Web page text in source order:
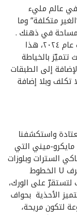
عالم مليء
متكلفة” وما
مساحة في ذهنك .
لذا تعكس مجموعتنا لموسم ربيع وصيف عام ٢٠٢٤، هذا
بالخياطة
إلى الطبقات
تكلف وبلا إضافة
واستكشفنا
ميني التي
السترات وبلوزات
التونيك ذات الياقات الكبيرة على شكل حرف U الخطوط
لتستقرّ على الورك،
الأحذية بحواف
لتكون مريحة،